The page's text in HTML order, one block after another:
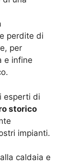
perdite di
per
e infine
esperti di
storico
impianti.
caldaia e